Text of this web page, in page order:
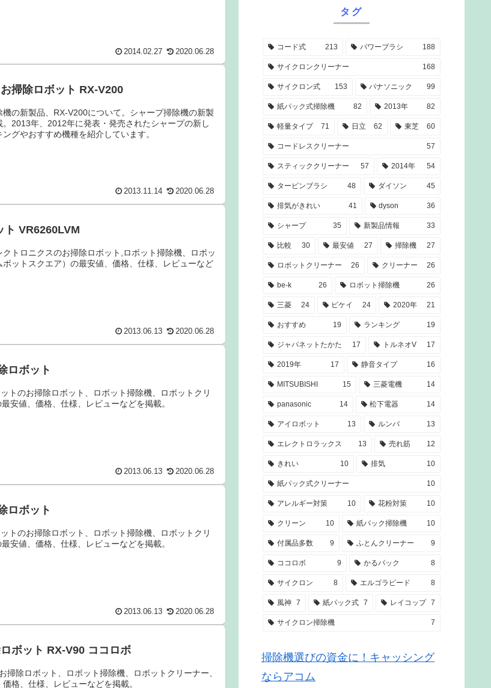
2014.02.27 2020.06.28
掃除ロボット RX-V200
の新製品、RX-V200について。シャープ掃除機の新製
2013年、2012年に発表・発売されたシャープの新し
グやおすすめ機種を紹介しています。
2013.11.14 2020.06.28
ト VR6260LVM
トロニクスのお掃除ロボット,ロボット掃除機、ロボッ
ボットスクエア）の最安値、価格、仕様、レビューなど
2013.06.13 2020.06.28
ロボット
トのお掃除ロボット、ロボット掃除機、ロボットクリ
安値、価格、仕様、レビューなどを掲載。
2013.06.13 2020.06.28
ロボット
トのお掃除ロボット、ロボット掃除機、ロボットクリ
安値、価格、仕様、レビューなどを掲載。
2013.06.13 2020.06.28
ボット RX-V90 ココロボ
掃除ロボット、ロボット掃除機、ロボットクリーナー、
格、仕様、レビューなどを掲載。
タグ
コード式 213 パワーブラシ 188
サイクロンクリーナー 168
サイクロン式 153 パナソニック 99
紙パック式掃除機 82 2013年 82
軽量タイプ 71 日立 62 東芝 60
コードレスクリーナー 57
スティッククリーナー 57 2014年 54
タービンブラシ 48 ダイソン 45
排気がきれい 41 dyson 36
シャープ 35 新製品情報 33
比較 30 最安値 27 掃除機 27
ロボットクリーナー 26 クリーナー 26
be-k 26 ロボット掃除機 26
三菱 24 ビケイ 24 2020年 21
おすすめ 19 ランキング 19
ジャパネットたかた 17 トルネオV 17
2019年 17 静音タイプ 16
MITSUBISHI 15 三菱電機 14
panasonic 14 松下電器 14
アイロボット 13 ルンバ 13
エレクトロラックス 13 売れ筋 12
きれい 10 排気 10
紙パック式クリーナー 10
アレルギー対策 10 花粉対策 10
クリーン 10 紙パック掃除機 10
付属品多数 9 ふとんクリーナー 9
ココロボ 9 かるパック 8
サイクロン 8 エルゴラピード 8
風神 7 紙パック式 7 レイコップ 7
サイクロン掃除機 7
掃除機選びの資金に！キャッシング
ならアコム